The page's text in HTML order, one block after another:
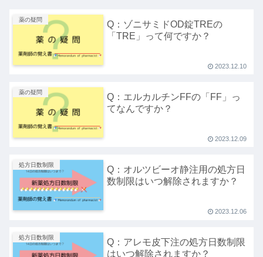
薬の疑問
Q：ゾニサミドOD錠TREの
「TRE」って何ですか？
2023.12.10
薬の疑問
Q：エルカルチンFFの「FF」っ
てなんですか？
2023.12.09
処方日数制限
Q：オルツビーオ静注用の処方日
数制限はいつ解除されますか？
2023.12.06
処方日数制限
Q：アレモ皮下注の処方日数制限
はいつ解除されますか？